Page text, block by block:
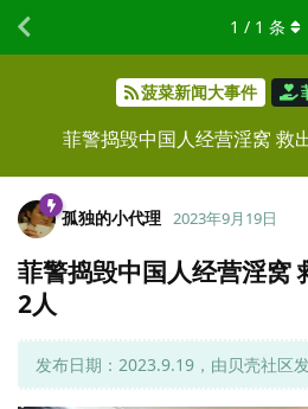
菠菜新闻大事件
菲警捣毁中国人经营淫窝 救
1 / 1 条
孤独的小代理 2023年9月19日
菲警捣毁中国人经营淫窝
2人
发布日期：2023.9.19，由贝壳社区